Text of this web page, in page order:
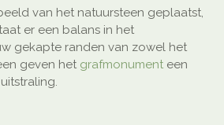
van het natuursteen geplaatst,
er een balans in het
gekapte randen van zowel het
geven het grafmonument een